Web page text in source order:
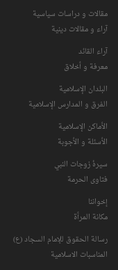
مقالات و دراسات سياسية
آراء و مقالات دينية
آراء القائد
معرفة و أخلاق
البلدان الإسلامية
الفرق و المدارس الإسلامية
الأماكن الإسلامية
الأسئلة و الأجوبة
سیرۀ زوجات النبي
فتاوی الحرمة
إخواننا
مكانة‌ المرأة
رسالة الحقوق للإمام السجاد (ع)
المناسبات الاسلامیة